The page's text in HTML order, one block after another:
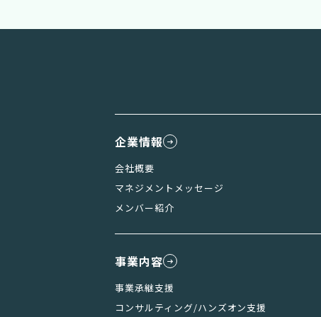
企業情報
会社概要
マネジメントメッセージ
メンバー紹介
事業内容
事業承継支援
コンサルティング/ハンズオン支援